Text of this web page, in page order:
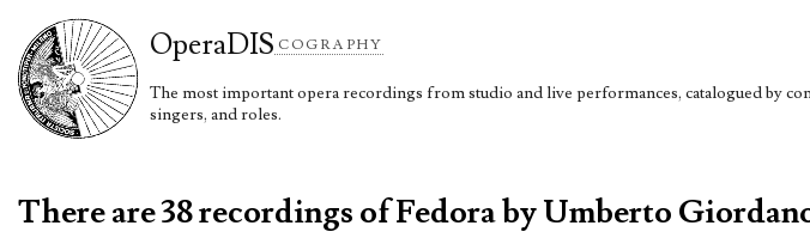
OperaDIS COGRAPHY
The most important opera recordings from studio and live performances, catalogued by
singers, and roles.
There are 38 recordings of Fedora by Umberto